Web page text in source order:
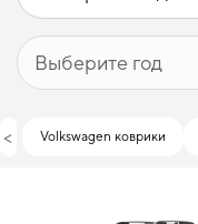
< Volkswagen коврики